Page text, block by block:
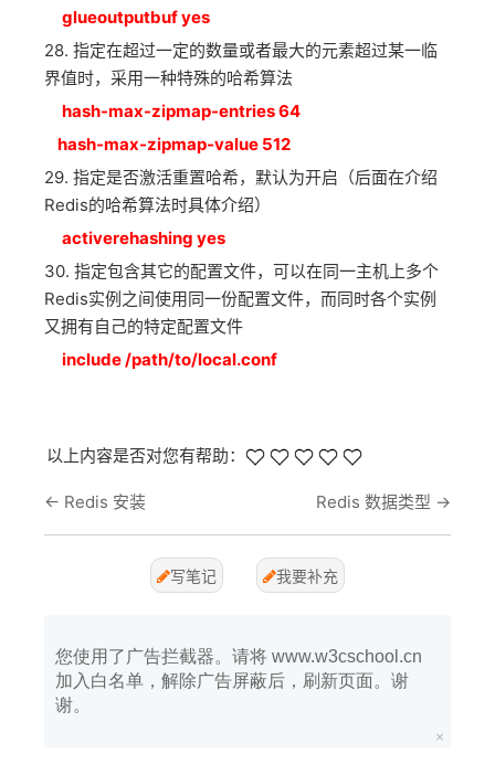
glueoutputbuf yes
28. 指定在超过一定的数量或者最大的元素超过某一临
界值时，采用一种特殊的哈希算法
hash-max-zipmap-entries 64
hash-max-zipmap-value 512
29. 指定是否激活重置哈希，默认为开启（后面在介绍
Redis的哈希算法时具体介绍）
activerehashing yes
30. 指定包含其它的配置文件，可以在同一主机上多个
Redis实例之间使用同一份配置文件，而同时各个实例
又拥有自己的特定配置文件
include /path/to/local.conf
以上内容是否对您有帮助：
← Redis 安装 Redis 数据类型 →
写笔记 我要补充
您使用了广告拦截器。请将 www.w3cschool.cn
加入白名单，解除广告屏蔽后，刷新页面。谢
谢。